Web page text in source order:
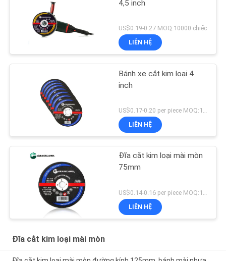
4,5 inch
US$0.19-0.27 MOQ:10000 chiếc
LIÊN HỆ
Bánh xe cắt kim loại 4
inch
US$0.17-0.20 per piece MOQ:10000
LIÊN HỆ
Đĩa cắt kim loại mài mòn
75mm
LIÊN HỆ
Đĩa cắt kim loại mài mòn